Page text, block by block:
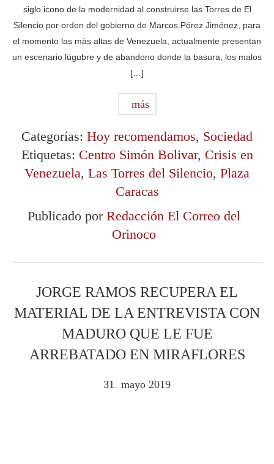
siglo icono de la modernidad al construirse las Torres de El
Silencio por orden del gobierno de Marcos Pérez Jiménez, para
el momento las más altas de Venezuela, actualmente presentan
un escenario lúgubre y de abandono donde la basura, los malos
[…]
más
Categorías: Hoy recomendamos, Sociedad
Etiquetas: Centro Simón Bolivar, Crisis en
Venezuela, Las Torres del Silencio, Plaza
Caracas
Publicado por Redacción El Correo del
Orinoco
JORGE RAMOS RECUPERA EL
MATERIAL DE LA ENTREVISTA CON
MADURO QUE LE FUE
ARREBATADO EN MIRAFLORES
31 . mayo 2019